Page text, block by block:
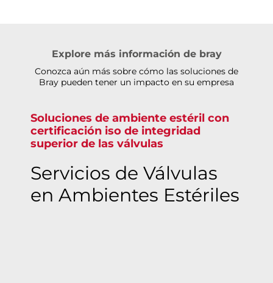
Explore más información de bray
Conozca aún más sobre cómo las soluciones de
Bray pueden tener un impacto en su empresa
Soluciones de ambiente estéril con
certificación iso de integridad
superior de las válvulas
Servicios de Válvulas
en Ambientes Estériles